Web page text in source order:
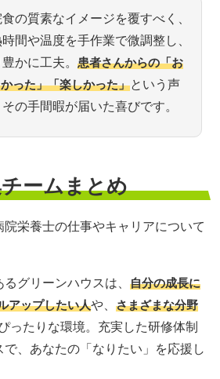
の質素なイメージを覆すべく、
間や温度を手作業で微調整し、
豊かに工夫。患者さんからの「お
った」「楽しかった」という声
の手間暇が届いた喜びです。
ームまとめ
栄養士の仕事やキャリアについて
るグリーンハウスは、自分の成長に
アップしたい人や、さまざまな分野
ったりな環境。充実した研修体制
で、あなたの「なりたい」を応援し